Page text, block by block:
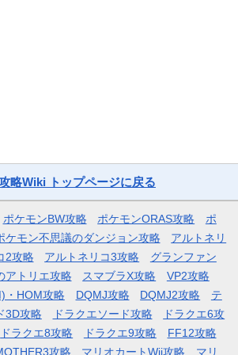
略Wiki トップページに戻る
ポケモンBW攻略 ポケモンORAS攻略
ポ
ケモン不思議のダンジョン攻略
アルトネリ
2攻略 アルトネリコ3攻略
グランファン
アトリエ攻略 スマブラX攻略
VP2攻略
・HOM攻略
DQMJ攻略 DQMJ2攻略
テ
3D攻略
ドラクエソード攻略
ドラクエ6攻
ドラクエ8攻略 ドラクエ9攻略
FF12攻略
攻略 マリオカートWii攻略 マリ